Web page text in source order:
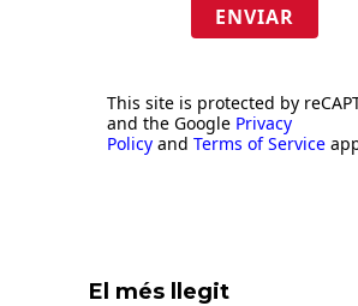
ENVIAR
This site is protected by
and the Google Privacy
Policy and Terms of Service
El més llegit